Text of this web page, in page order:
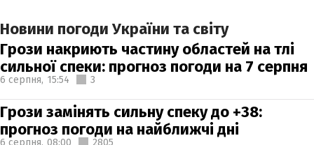
Новини погоди України та світу
Грози накриють частину областей на тлі
сильної спеки: прогноз погоди на 7 серпня
6 серпня, 15:54 3
Грози замінять сильну спеку до +38:
прогноз погоди на найближчі дні
6 серпня, 08:00 2805